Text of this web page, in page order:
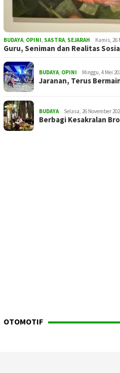
BUDAYA, OPINI, SASTRA, SEJARAH Kamis, 26
Guru, Seniman dan Realitas
BUDAYA, OPINI Minggu, 4 Mei
Jaranan, Terus
BUDAYA Selasa, 26 November
Berbagi Kesakralan
OTOMOTIF